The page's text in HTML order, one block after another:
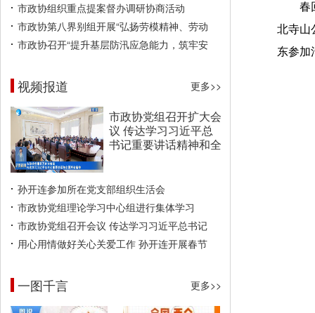
市政协组织重点提案督办调研协商活动
市政协第八界别组开展“弘扬劳模精神、劳动
市政协召开“提升基层防汛应急能力，筑牢安
视频报道 更多>>
市政协党组召开扩大会
议 传达学习习近平总
书记重要讲话精神和全
孙开连参加所在党支部组织生活会
市政协党组理论学习中心组进行集体学习
市政协党组召开会议 传达学习习近平总书记
用心用情做好关心关爱工作 孙开连开展春节
一图千言 更多>>
春
北寺山
东参加